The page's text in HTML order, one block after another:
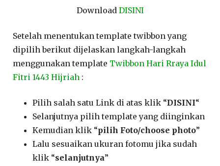
Download DISINI
Setelah menentukan template twibbon yang
dipilih berikut dijelaskan langkah-langkah
menggunakan template Twibbon Hari Rraya Idul
Fitri 1443 Hijriah :
Pilih salah satu Link di atas klik “DISINI“
Selanjutnya pilih template yang diinginkan
Kemudian klik “pilih Foto/choose photo”
Lalu sesuaikan ukuran fotomu jika sudah
klik “selanjutnya”